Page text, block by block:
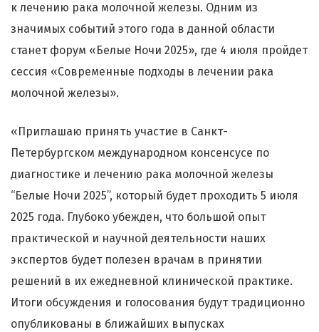
к лечению рака молочной железы. Одним из
значимых событий этого года в данной области
станет форум «Белые Ночи 2025», где 4 июля пройдет
сессия «Современные подходы в лечении рака
молочной железы».
«Приглашаю принять участие в Cанкт-
Петербургском международном консенсусе по
диагностике и лечению рака молочной железы
“Белые Ночи 2025”, который будет проходить 5 июля
2025 года. Глубоко убежден, что большой опыт
практической и научной деятельности наших
экспертов будет полезен врачам в принятии
решений в их ежедневной клинической практике.
Итоги обсуждения и голосования будут традиционно
опубликованы в ближайших выпусках